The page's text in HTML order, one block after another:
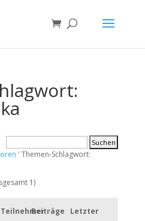
' Themen-Schlagwort:
1)
TeilnehmerBeiträge
Letzter